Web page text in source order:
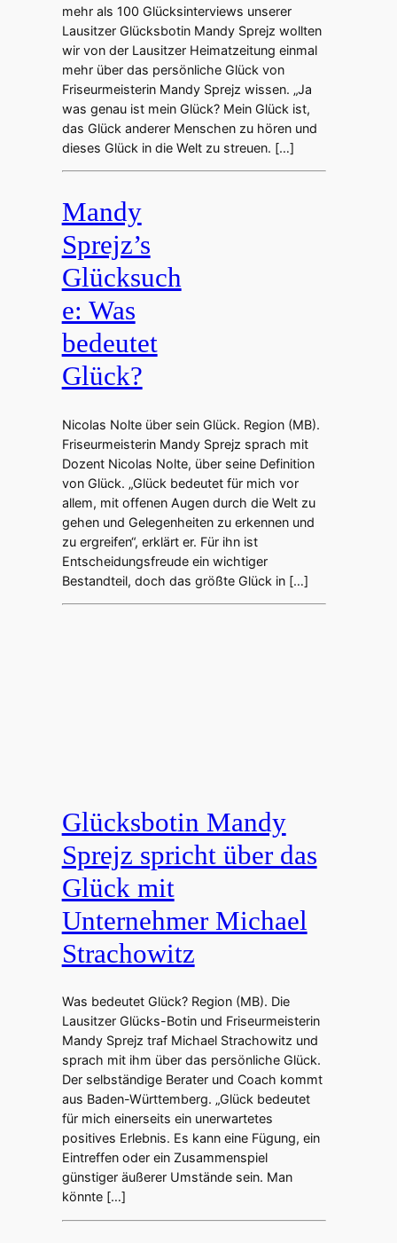
mehr als 100 Glücksinterviews unserer
Lausitzer Glücksbotin Mandy Sprejz wollten
wir von der Lausitzer Heimatzeitung einmal
mehr über das persönliche Glück von
Friseurmeisterin Mandy Sprejz wissen. „Ja
was genau ist mein Glück? Mein Glück ist,
das Glück anderer Menschen zu hören und
dieses Glück in die Welt zu streuen. […]
Mandy
Sprejz’s
Glücksuch
e: Was
bedeutet
Glück?
Nicolas Nolte über sein Glück. Region (MB).
Friseurmeisterin Mandy Sprejz sprach mit
Dozent Nicolas Nolte, über seine Definition
von Glück. „Glück bedeutet für mich vor
allem, mit offenen Augen durch die Welt zu
gehen und Gelegenheiten zu erkennen und
zu ergreifen“, erklärt er. Für ihn ist
Entscheidungsfreude ein wichtiger
Bestandteil, doch das größte Glück in […]
Glücksbotin Mandy
Sprejz spricht über das
Glück mit
Unternehmer Michael
Strachowitz
Was bedeutet Glück? Region (MB). Die
Lausitzer Glücks-Botin und Friseurmeisterin
Mandy Sprejz traf Michael Strachowitz und
sprach mit ihm über das persönliche Glück.
Der selbständige Berater und Coach kommt
aus Baden-Württemberg. „Glück bedeutet
für mich einerseits ein unerwartetes
positives Erlebnis. Es kann eine Fügung, ein
Eintreffen oder ein Zusammenspiel
günstiger äußerer Umstände sein. Man
könnte […]